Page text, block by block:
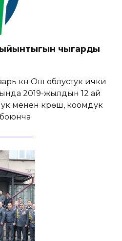
чыгарды
күнү Ош облустук ички
2019-жылдын 12 ай
менен күрөшүү, коомдук
боюнча